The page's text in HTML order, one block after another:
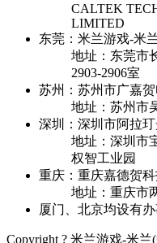
CALTEK
LIMITED
东莞：米兰游戏-米
地址：东莞市
2903-2906室
苏州：苏州市广嘉
地址：苏州市
深圳：深圳市阿拉
地址：深圳市
权智工业园
重庆：重庆嘉德贺科
地址：重庆市
厦门、北京均设有
Copyright ? 米兰游戏-米兰